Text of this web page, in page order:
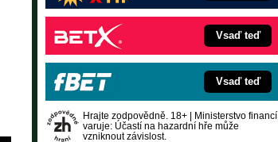
Vsaď teď
Vsaď teď
Hrajte zodpovědně. 18+ | Ministerstvo financí
varuje: Účastí na hazardní hře může
vzniknout závislost.